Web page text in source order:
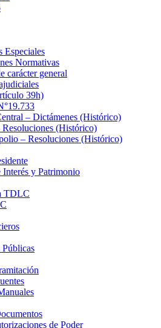
Especiales
Normativas
carácter general
39h)
– Dictámenes (Histórico)
(Histórico)
– Resoluciones (Histórico)
Interés y Patrimonio
TDLC
Públicas
de Poder